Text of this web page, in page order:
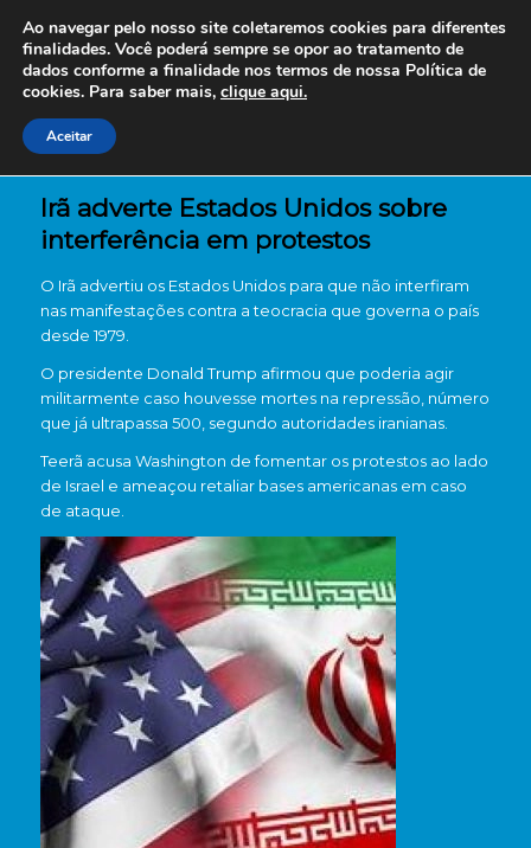
Irã adverte Estados Unidos sobre
interferência em protestos
O Irã advertiu os Estados Unidos para que não interfiram
nas manifestações contra a teocracia que governa o país
desde 1979.
O presidente Donald Trump afirmou que poderia agir
militarmente caso houvesse mortes na repressão, número
que já ultrapassa 500, segundo autoridades iranianas.
Teerã acusa Washington de fomentar os protestos ao lado
de Israel e ameaçou retaliar bases americanas em caso
de ataque.
Ao navegar pelo nosso site coletaremos cookies para diferentes
finalidades. Você poderá sempre se opor ao tratamento de
dados conforme a finalidade nos termos de nossa Política de
cookies. Para saber mais, clique aqui.
Aceitar